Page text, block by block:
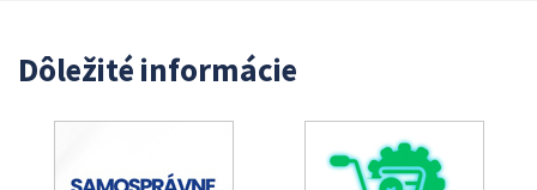
Dôležité informácie